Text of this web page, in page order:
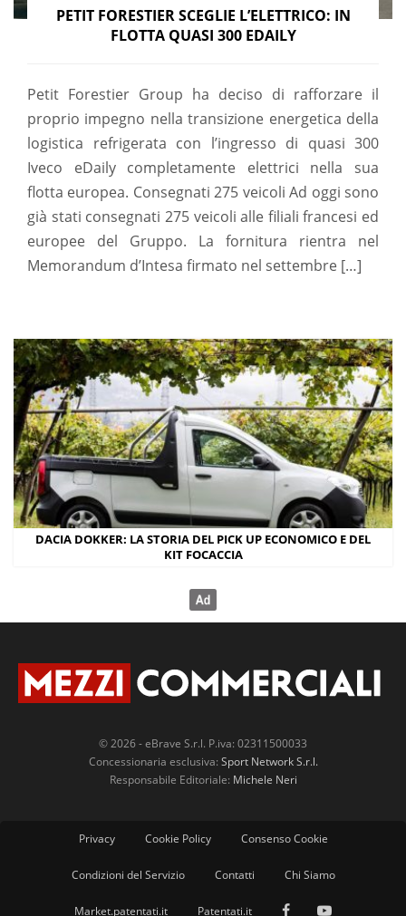
PETIT FORESTIER SCEGLIE L’ELETTRICO: IN
FLOTTA QUASI 300 EDAILY
Petit Forestier Group ha deciso di rafforzare il
proprio impegno nella transizione energetica della
logistica refrigerata con l’ingresso di quasi 300
Iveco eDaily completamente elettrici nella sua
flotta europea. Consegnati 275 veicoli Ad oggi sono
già stati consegnati 275 veicoli alle filiali francesi ed
europee del Gruppo. La fornitura rientra nel
Memorandum d’Intesa firmato nel settembre […]
DACIA DOKKER: LA STORIA DEL PICK UP ECONOMICO E DEL
KIT FOCACCIA
© 2026 - eBrave S.r.l. P.iva: 02311500033
Concessionaria esclusiva: Sport Network S.r.l.
Responsabile Editoriale: Michele Neri
Privacy Cookie Policy Consenso Cookie
Condizioni del Servizio Contatti Chi Siamo
Market.patentati.it Patentati.it